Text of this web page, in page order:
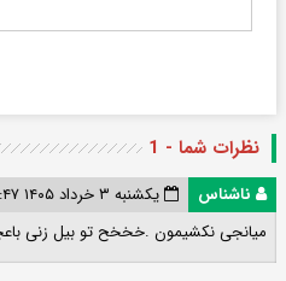
نظرات شما - 1
ناشناس
یکشنبه ۳ خرداد ۱۴۰۵ ۱۹:۳۲:۴۷
میانجی نکشیمون .خخخح تو بیل زنی